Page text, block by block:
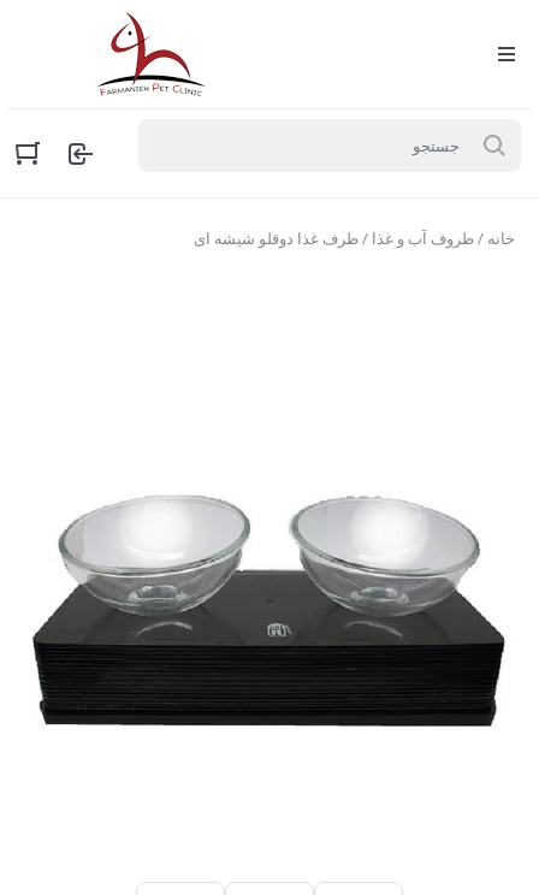
خانه /ظروف آب و غذا / ظرف غذا دوقلو شیشه ای